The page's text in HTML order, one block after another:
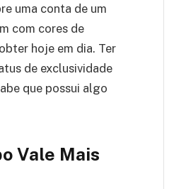
uma conta de um
com cores de
hoje em dia. Ter
de exclusividade
que possui algo
Vale Mais